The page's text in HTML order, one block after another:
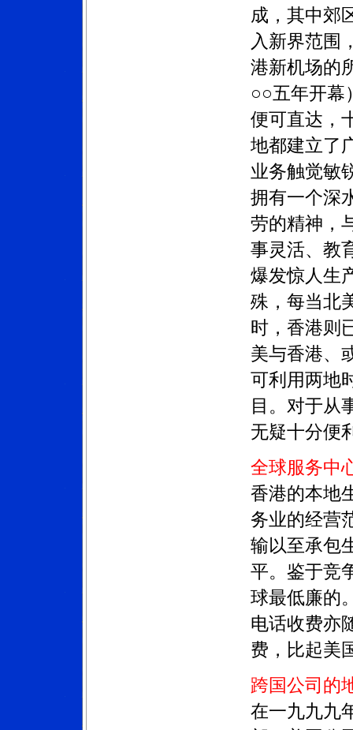
成，其中郊
入新界范围
港新机场的
○○五年开幕
便可直达，
地都建立了
业务触觉敏
拥有一个深
劳的精神，
事灵活、教
爆发惊人生
殊，每当北
时，香港则
美与香港、
可利用两地
目。对于从
无疑十分便
全球服务中
香港的本地
务业的经营
输以至承包
平。鉴于竞
球最低廉的
电话收费亦
费，比起美
跨国公司的
在一九九九